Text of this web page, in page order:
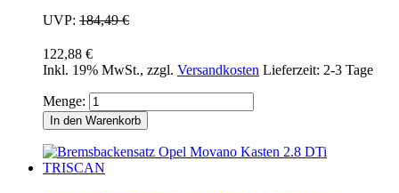
UVP: 184,49 €
122,88 €
Inkl. 19% MwSt., zzgl. Versandkosten Lieferzeit: 2-3 Tage
Menge:
In den Warenkorb